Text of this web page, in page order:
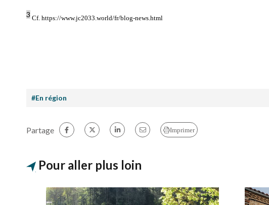
3 Cf. https://www.jc2033.world/fr/blog-news.html
#En région
Partage Imprimer
Pour aller plus loin